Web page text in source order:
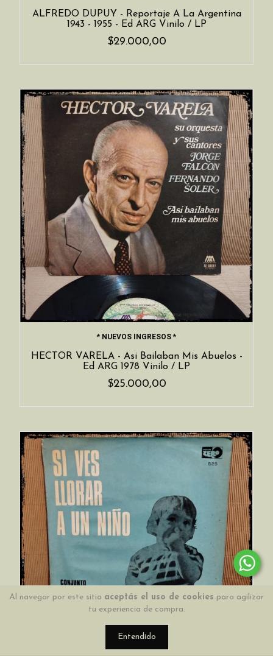
Al navegar por este sitio aceptás el uso de cookies para agilizar
tu experiencia de compra.
Entendido
ALFREDO DUPUY - Reportaje A La Argentina
1943 - 1955 - Ed ARG Vinilo / LP
$29.000,00
* NUEVOS INGRESOS *
HECTOR VARELA - Asi Bailaban Mis Abuelos -
Ed ARG 1978 Vinilo / LP
$25.000,00